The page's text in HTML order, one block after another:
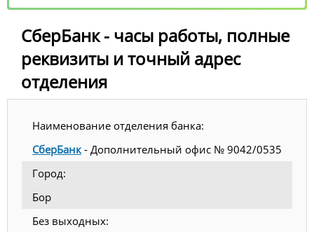
СберБанк - часы работы, полные
реквизиты и точный адрес
отделения
Наименование отделения банка:
СберБанк - Дополнительный офис № 9042/0535
Город:
Бор
Без выходных: